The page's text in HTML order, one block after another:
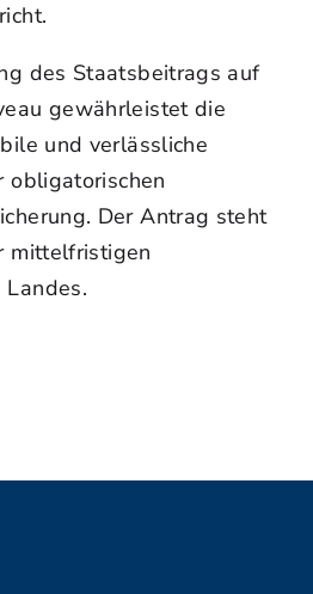
des Staatsbeitrags auf
gewährleistet die
und verlässliche
obligatorischen
Der Antrag steht
mittelfristigen